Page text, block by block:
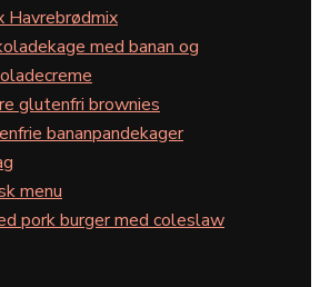
Havrebrødmix
med banan og
glutenfri brownies
bananpandekager
menu
pork burger med coleslaw